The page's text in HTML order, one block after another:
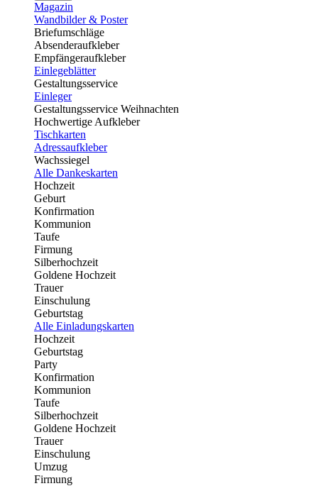
Magazin
Wandbilder & Poster
Briefumschläge
Absenderaufkleber
Empfängeraufkleber
Einlegeblätter
Gestaltungsservice
Einleger
Gestaltungsservice Weihnachten
Hochwertige Aufkleber
Tischkarten
Adressaufkleber
Wachssiegel
Alle Dankeskarten
Hochzeit
Geburt
Konfirmation
Kommunion
Taufe
Firmung
Silberhochzeit
Goldene Hochzeit
Trauer
Einschulung
Geburtstag
Alle Einladungskarten
Hochzeit
Geburtstag
Party
Konfirmation
Kommunion
Taufe
Silberhochzeit
Goldene Hochzeit
Trauer
Einschulung
Umzug
Firmung